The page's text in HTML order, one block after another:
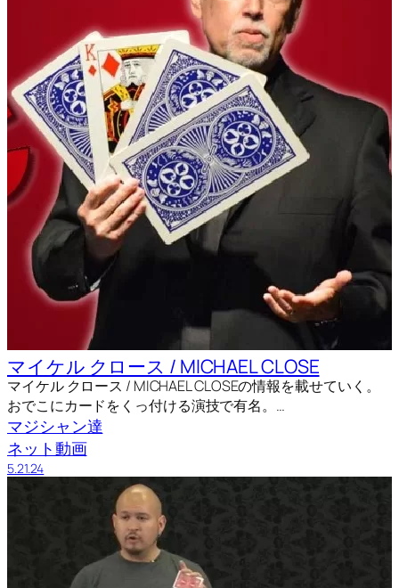
マイケル クロース / MICHAEL CLOSE
マイケル クロース / MICHAEL CLOSEの情報を載せていく。
おでこにカードをくっ付ける演技で有名。…
マジシャン達
ネット動画
5.21.24